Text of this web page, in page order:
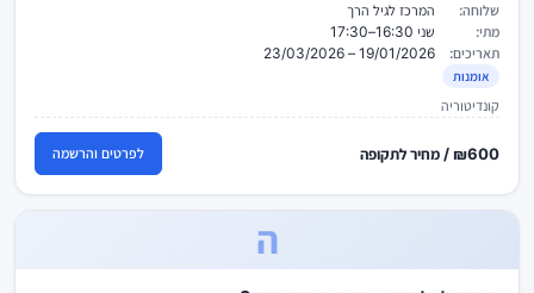
שלוחה:
המרכז לגיל הרך
מתי:
שני 16:30–17:30
תאריכים:
19/01/2026 – 23/03/2026
אומנות
קונדיטוריה
₪600 / מחיר לתקופה לפרטים והרשמה
ה